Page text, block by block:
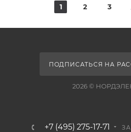
1 2 3
ПОДПИСАТЬСЯ НА
2026 ©
+7 (495) 275-17-71